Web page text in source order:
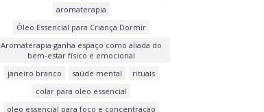
aromaterapia
Óleo Essencial para Criança Dormir
Aromaterapia ganha espaço como aliada do
bem-estar físico e emocional
janeiro branco
saúde mental
rituais
colar para oleo essencial
oleo essencial para foco e concentracao